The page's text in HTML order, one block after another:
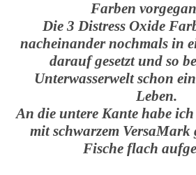
Farben
Die 3 Distress Oxide
nacheinander nochmals in
darauf gesetzt und so
Unterwasserwelt schon
Leben.
An die untere Kante habe
mit schwarzem VersaMark
Fische flach